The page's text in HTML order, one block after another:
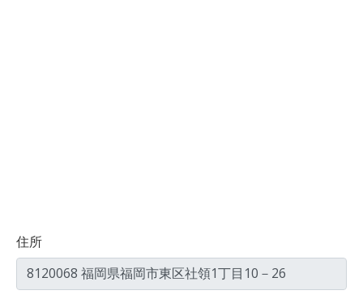
住所
8120068 福岡県福岡市東区社領1丁目10－26